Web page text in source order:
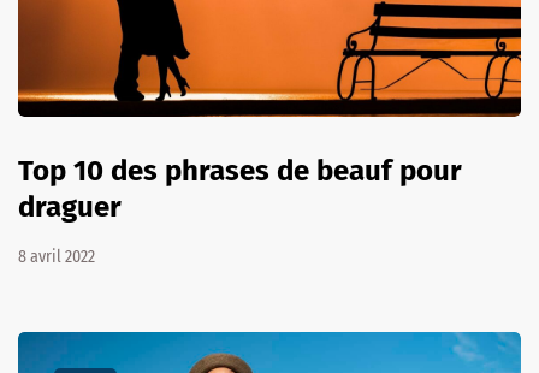
Top 10 des phrases de beauf pour
draguer
8 avril 2022